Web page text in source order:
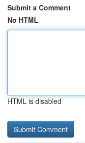
Submit a Comment
No HTML
HTML is disabled